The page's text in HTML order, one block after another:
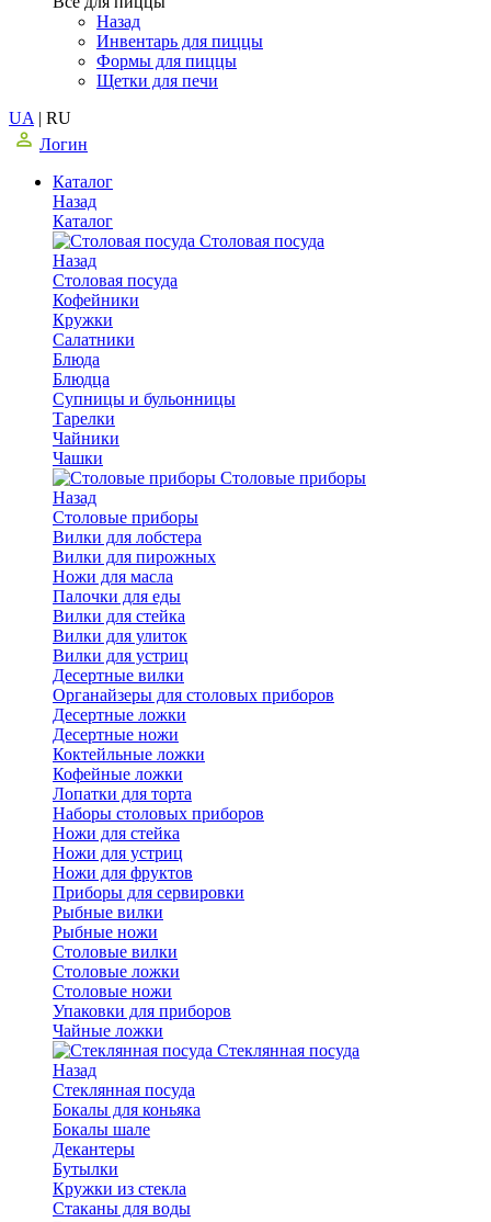
Назад
Инвентарь для пиццы
Формы для пиццы
Щетки для печи
UA | RU
Логин
Каталог
Назад
Каталог
Столовая посуда
Назад
Столовая посуда
Кофейники
Кружки
Салатники
Блюда
Блюдца
Супницы и бульонницы
Тарелки
Чайники
Чашки
Cтоловые приборы
Назад
Cтоловые приборы
Вилки для лобстера
Вилки для пирожных
Ножи для масла
Палочки для еды
Вилки для стейка
Вилки для улиток
Вилки для устриц
Десертные вилки
Органайзеры для столовых приборов
Десертные ложки
Десертные ножи
Коктейльные ложки
Кофейные ложки
Лопатки для торта
Наборы столовых приборов
Ножи для стейка
Ножи для устриц
Ножи для фруктов
Приборы для сервировки
Рыбные вилки
Рыбные ножи
Столовые вилки
Столовые ложки
Столовые ножи
Упаковки для приборов
Чайные ложки
Стеклянная посуда
Назад
Стеклянная посуда
Бокалы для коньяка
Бокалы шале
Декантеры
Бутылки
Кружки из стекла
Стаканы для воды